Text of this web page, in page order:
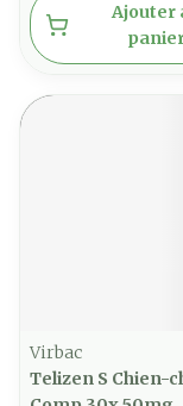
Ajouter
Virbac
Telizen S Chien-